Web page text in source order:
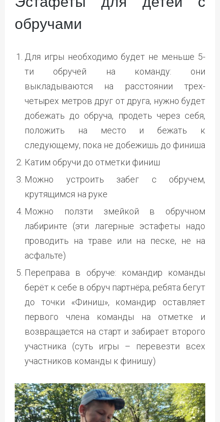
обручами
Для игры необходимо будет не меньше 5-
ти обручей на команду: они
выкладываются на расстоянии трех-
четырех метров друг от друга, нужно будет
добежать до обруча, продеть через себя,
положить на место и бежать к
следующему, пока не добежишь до финиша
Катим обручи до отметки финиш
Можно устроить забег с обручем,
крутящимся на руке
Можно ползти змейкой в обручном
лабиринте (эти лагерные эстафеты надо
проводить на траве или на песке, не на
асфальте)
Переправа в обруче: командир команды
берёт к себе в обруч партнёра, ребята бегут
до точки «Финиш», командир оставляет
первого члена команды на отметке и
возвращается на старт и забирает второго
участника (суть игры – перевезти всех
участников команды к финишу)